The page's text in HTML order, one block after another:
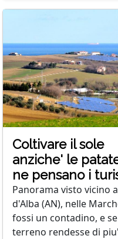
Coltivare il sole
anziche' le
ne pensano i
Panorama visto vicino
d'Alba (AN), nelle
fossi un contadino, e
terreno rendesse di